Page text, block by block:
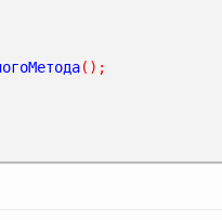
();